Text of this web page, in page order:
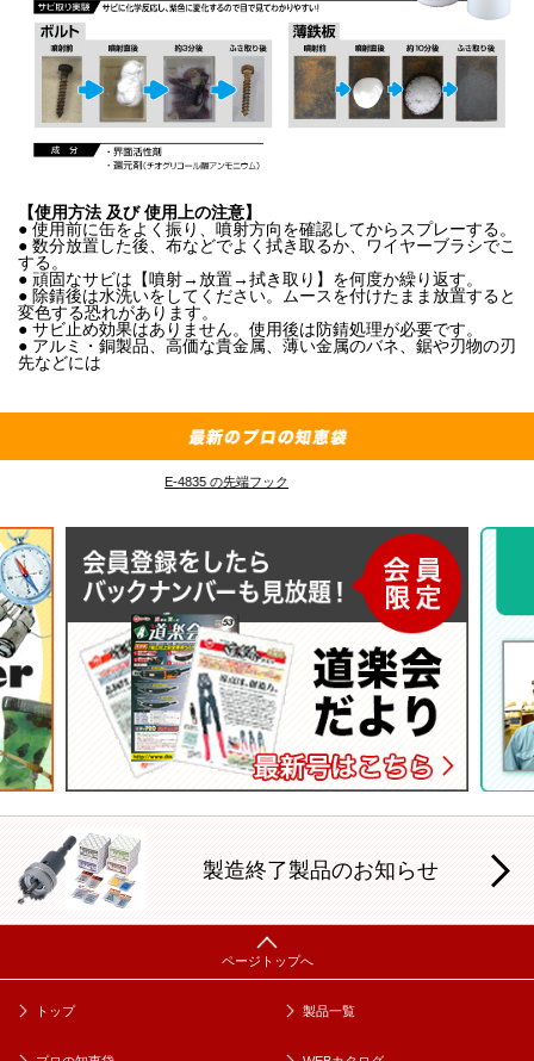
【使用方法 及び 使用上の注意】
● 使用前に缶をよく振り、噴射方向を確認してからスプレーする。
● 数分放置した後、布などでよく拭き取るか、ワイヤーブラシでこ
する。
● 頑固なサビは【噴射→放置→拭き取り】を何度か繰り返す。
● 除錆後は水洗いをしてください。ムースを付けたまま放置すると
変色する恐れがあります。
● サビ止め効果はありません。使用後は防錆処理が必要です。
● アルミ・銅製品、高価な貴金属、薄い金属のバネ、鋸や刃物の刃
先などには
製造終了製品のお知らせ
トップ 製品一覧